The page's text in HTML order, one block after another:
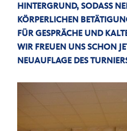
HINTERGRUND, SODASS
KÖRPERLICHEN
FÜR GESPRÄCHE UND
WIR FREUEN UNS SCHON
NEUAUFLAGE DES